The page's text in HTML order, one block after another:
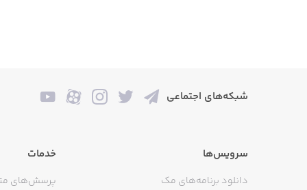
شبکه‌های اجتماعی
سرویس‌ها
دانلود برنامه‌های مک
خدمات
پرسش‌های